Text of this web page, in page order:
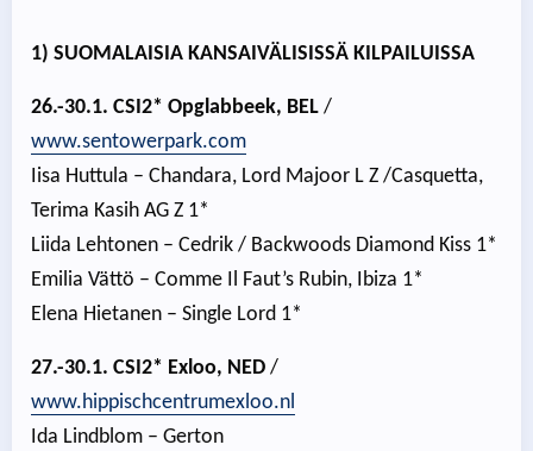
1) SUOMALAISIA KANSAIVÄLISISSÄ KILPAILUISSA
26.-30.1. CSI2* Opglabbeek, BEL /
www.sentowerpark.com
Iisa Huttula – Chandara, Lord Majoor L Z /Casquetta,
Terima Kasih AG Z 1*
Liida Lehtonen – Cedrik / Backwoods Diamond Kiss 1*
Emilia Vättö – Comme Il Faut’s Rubin, Ibiza 1*
Elena Hietanen – Single Lord 1*
27.-30.1. CSI2* Exloo, NED /
www.hippischcentrumexloo.nl
Ida Lindblom – Gerton